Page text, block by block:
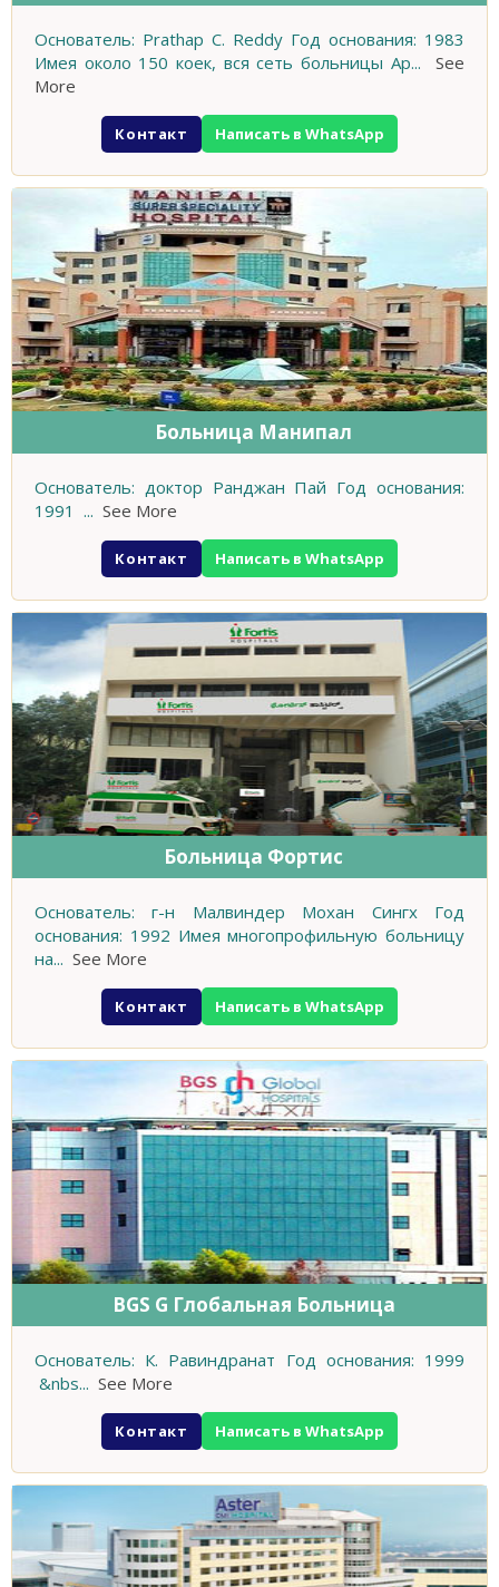
Основатель: Prathap C. Reddy Год основания: 1983
Имея около 150 коек, вся сеть больницы Ap...
See
More
Контакт Написать в WhatsApp
Больница Манипал
Основатель: доктор Ранджан Пай Год основания:
1991 ... See More
Контакт Написать в WhatsApp
Больница Фортис
Основатель: г-н Малвиндер Мохан Сингх Год
основания: 1992 Имея многопрофильную больницу
на... See More
Контакт Написать в WhatsApp
BGS G Глобальная Больница
Основатель: К. Равиндранат Год основания: 1999
&nbs... See More
Контакт Написать в WhatsApp